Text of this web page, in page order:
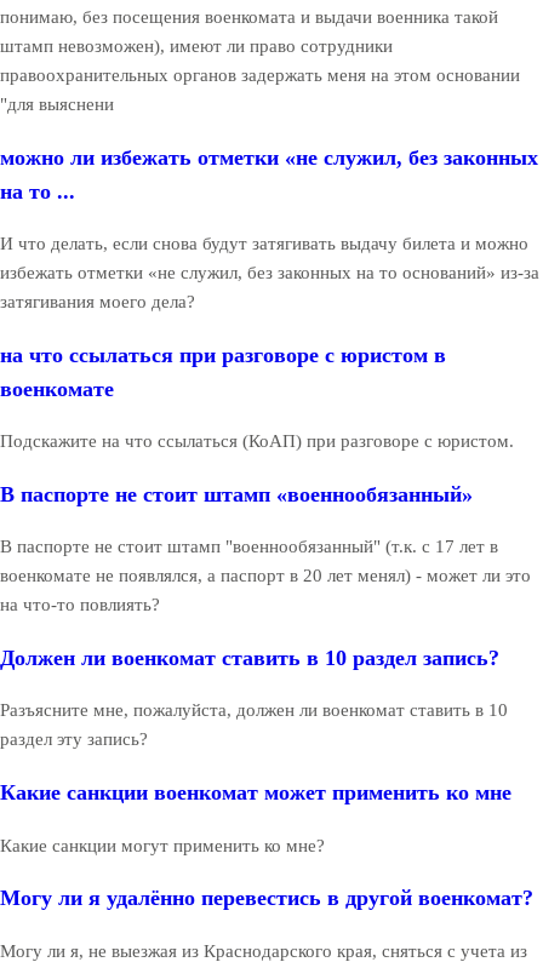
понимаю, без посещения военкомата и выдачи военника такой
штамп невозможен), имеют ли право сотрудники
правоохранительных органов задержать меня на этом основании
"для выяснени
можно ли избежать отметки «не служил, без законных
на то ...
И что делать, если снова будут затягивать выдачу билета и можно
избежать отметки «не служил, без законных на то оснований» из-за
затягивания моего дела?
на что ссылаться при разговоре с юристом в
военкомате
Подскажите на что ссылаться (КоАП) при разговоре с юристом.
В паспорте не стоит штамп «военнообязанный»
В паспорте не стоит штамп "военнообязанный" (т.к. с 17 лет в
военкомате не появлялся, а паспорт в 20 лет менял) - может ли это
на что-то повлиять?
Должен ли военкомат ставить в 10 раздел запись?
Разъясните мне, пожалуйста, должен ли военкомат ставить в 10
раздел эту запись?
Какие санкции военкомат может применить ко мне
Какие санкции могут применить ко мне?
Могу ли я удалённо перевестись в другой военкомат?
Могу ли я, не выезжая из Краснодарского края, сняться с учета из